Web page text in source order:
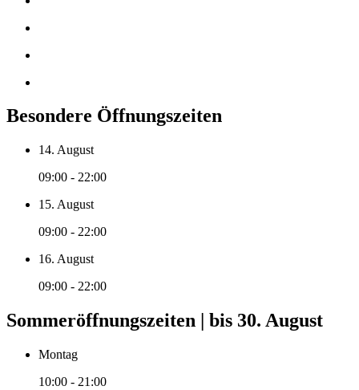
Besondere Öffnungszeiten
14. August
09:00 - 22:00
15. August
09:00 - 22:00
16. August
09:00 - 22:00
Sommeröffnungszeiten | bis 30. August
Montag
10:00 - 21:00